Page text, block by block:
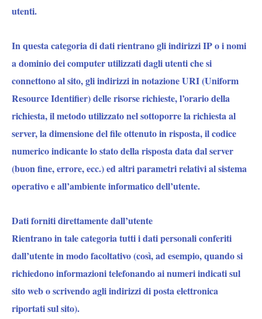
utenti.
In questa categoria di dati rientrano gli indirizzi IP o i nomi
a dominio dei computer utilizzati dagli utenti che si
connettono al sito, gli indirizzi in notazione URI (Uniform
Resource Identifier) delle risorse richieste, l’orario della
richiesta, il metodo utilizzato nel sottoporre la richiesta al
server, la dimensione del file ottenuto in risposta, il codice
numerico indicante lo stato della risposta data dal server
(buon fine, errore, ecc.) ed altri parametri relativi al sistema
operativo e all’ambiente informatico dell’utente.
Dati forniti direttamente dall’utente
Rientrano in tale categoria tutti i dati personali conferiti
dall’utente in modo facoltativo (così, ad esempio, quando si
richiedono informazioni telefonando ai numeri indicati sul
sito web o scrivendo agli indirizzi di posta elettronica
riportati sul sito).